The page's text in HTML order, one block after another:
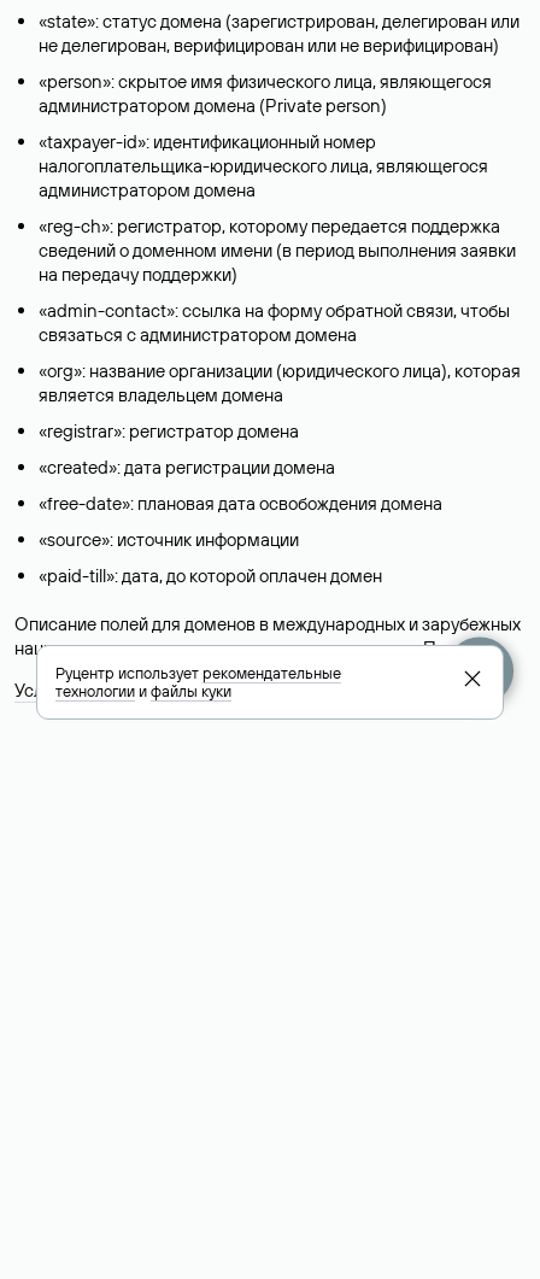
«state»: статус домена (зарегистрирован, делегирован или
не делегирован, верифицирован или не верифицирован)
«person»: скрытое имя физического лица, являющегося
администратором домена (Privatе person)
«taxpayer-id»: идентификационный номер
налогоплательщика-юридического лица, являющегося
администратором домена
«reg-ch»: регистратор, которому передается поддержка
сведений о доменном имени (в период выполнения заявки
на передачу поддержки)
«admin-contact»: ссылка на форму обратной связи, чтобы
связаться с администратором домена
«org»: название организации (юридического лица), которая
является владельцем домена
«registrar»: регистратор домена
«created»: дата регистрации домена
«free-date»: плановая дата освобождения домена
«source»: источник информации
«paid-till»: дата, до которой оплачен домен
Описание полей для доменов в международных и зарубежных
национальных доменах представлены в разделе «Помощь».
Условия использования Whois-сервиса
Руцентр используетрекомендательные
технологииифайлы куки